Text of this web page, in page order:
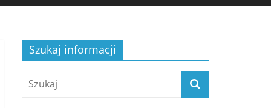
Szukaj informacji